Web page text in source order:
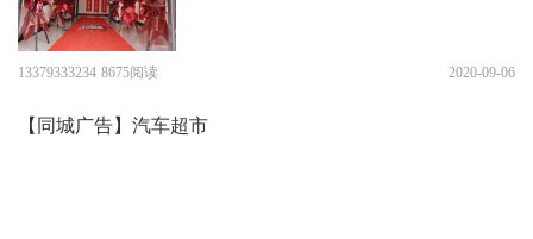
13379333234 8675阅读 2020-09-06
【同城广告】汽车超市